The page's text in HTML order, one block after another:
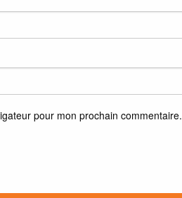
pour mon prochain commentaire.